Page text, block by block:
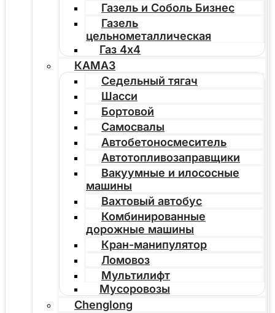
Газель и Соболь Бизнес
Газель
цельнометаллическая
Газ 4х4
КАМАЗ
Седельный тягач
Шасси
Бортовой
Самосвалы
Автобетоносмеситель
Автотопливозаправщики
Вакуумные и илососные
машины
Вахтовый автобус
Комбинированные
дорожные машины
Кран-манипулятор
Ломовоз
Мультилифт
Мусоровозы
Chenglong